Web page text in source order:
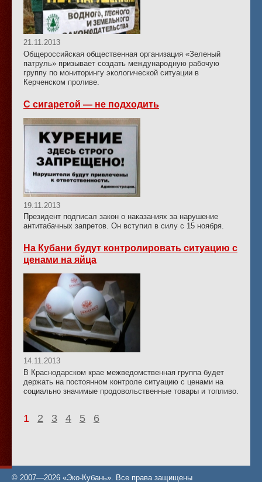
21.11.2013
Общероссийская общественная организация «Зеленый
патруль» призывает создать международную рабочую
группу по мониторингу экологической ситуации в
Керченском проливе.
С сигаретой — не подходить
19.11.2013
Президент подписал закон о наказаниях за нарушение
антитабачных запретов. Он вступил в силу с 15 ноября.
На Кубани будут контролировать ситуацию с
ценами на яйца
14.11.2013
В Краснодарском крае межведомственная группа будет
держать на постоянном контроле ситуацию с ценами на
социально значимые продовольственные товары и топливо.
1 2 3 4 5 6
© 2007—2026 «Эко-Кубань». Все права защищены